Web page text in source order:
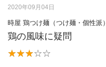
2020年09月04日
時屋 鶏つけ麺（つけ麺・個性派）
鶏の風味に疑問